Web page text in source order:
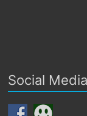
Social Media